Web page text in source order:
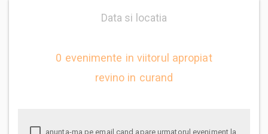
Data si locatia
0 evenimente in viitorul apropiat
revino in curand